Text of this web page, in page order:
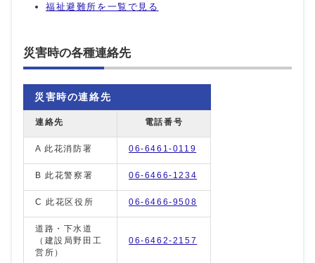
福祉避難所を一覧で見る
災害時の各種連絡先
災害時の連絡先
連絡先 電話番号
A 此花消防署 06-6461-0119
B 此花警察署 06-6466-1234
C 此花区役所 06-6466-9508
道路・下水道
（建設局野田工
営所）
06-6462-2157